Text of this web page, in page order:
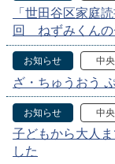
「世田谷区家庭
回 ねずみくんの
お知らせ 中央
ざ・ちゅうおう
お知らせ 中央
子どもから大人
した